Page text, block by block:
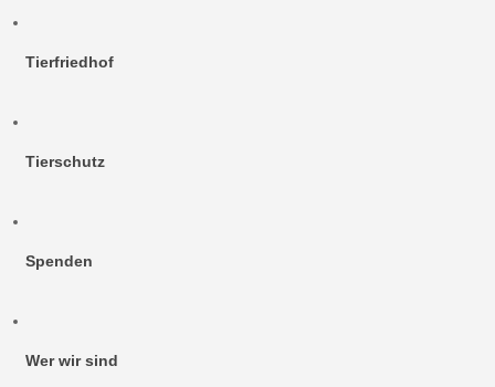
Tierfriedhof
Tierschutz
Spenden
Wer wir sind